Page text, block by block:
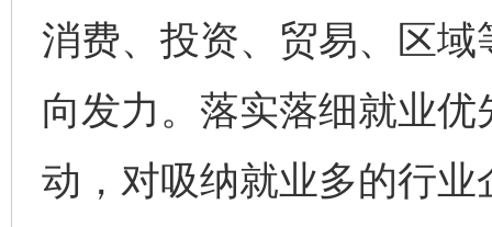
消费、投资、贸易、区
向发力。落实落细就业
动，对吸纳就业多的行